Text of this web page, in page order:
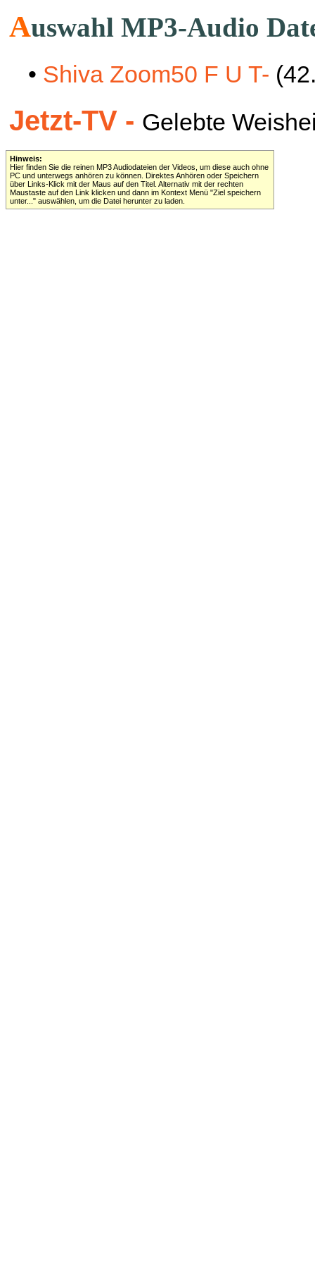
Auswahl MP3-Audio
• Shiva Zoom50 F U T-
Jetzt-TV - Gelebte
Hinweis:
Hier finden Sie die reinen MP3 Audiodateien der Videos, um diese auch ohne
PC und unterwegs anhören zu können. Direktes Anhören oder Speichern
über Links-Klick mit der Maus auf den Titel. Alternativ mit der rechten
Maustaste auf den Link klicken und dann im Kontext Menü "Ziel speichern
unter..." auswählen, um die Datei herunter zu laden.